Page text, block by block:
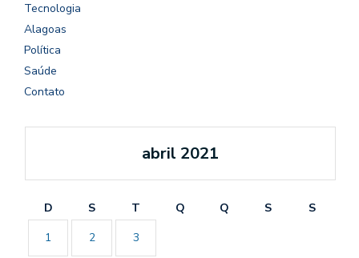
Tecnologia
Alagoas
Política
Saúde
Contato
abril 2021
D S T Q Q S
S
1
2 3